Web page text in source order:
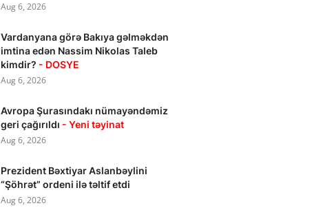
Aug 6, 2026
Vardanyana görə Bakıya gəlməkdən
imtina edən Nassim Nikolas Taleb
kimdir? - DOSYE
Aug 6, 2026
Avropa Şurasındakı nümayəndəmiz
geri çağırıldı - Yeni təyinat
Aug 6, 2026
Prezident Bəxtiyar Aslanbəylini
“Şöhrət” ordeni ilə təltif etdi
Aug 6, 2026